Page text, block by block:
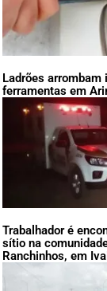
Ladrões
ferramentas em
Trabalhador é
sítio na
Ranchinhos, em